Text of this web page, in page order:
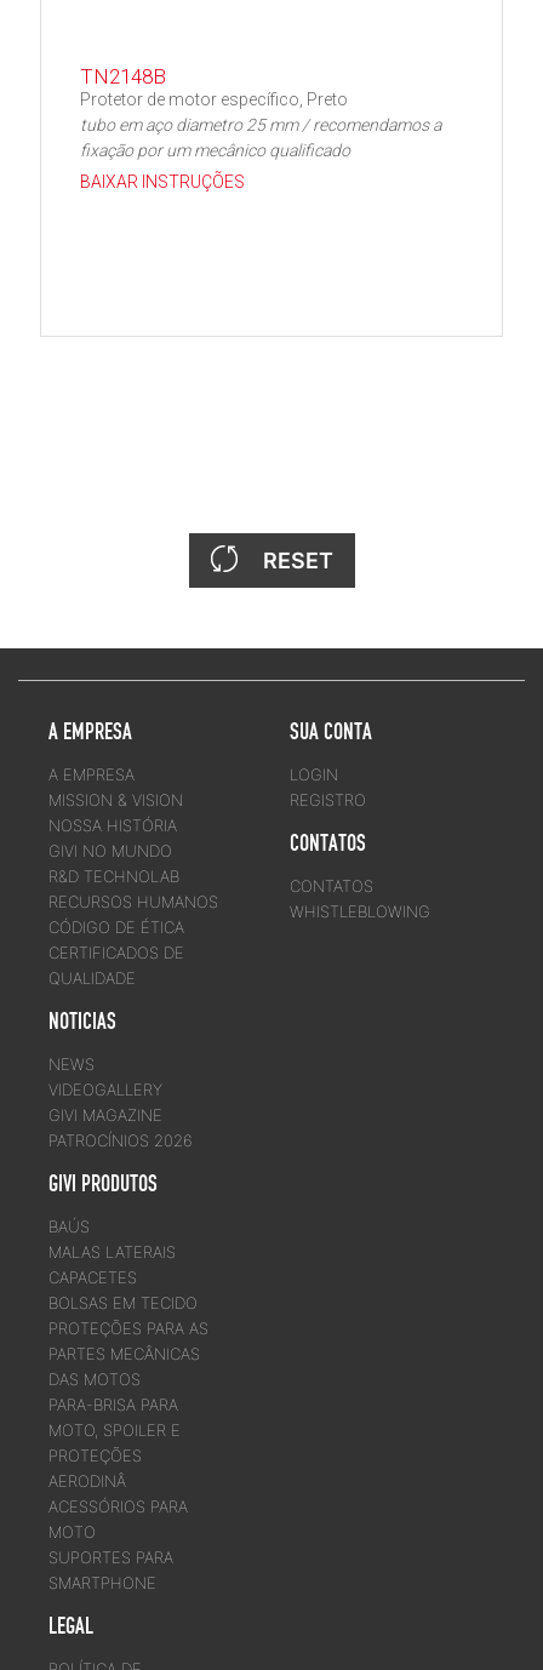
TN2148B
Protetor de motor específico, Preto
tubo em aço diametro 25 mm / recomendamos a
fixação por um mecânico qualificado
BAIXAR INSTRUÇÕES
RESET
A EMPRESA
A EMPRESA
MISSION & VISION
NOSSA HISTÓRIA
GIVI NO MUNDO
R&D TECHNOLAB
RECURSOS HUMANOS
CÓDIGO DE ÉTICA
CERTIFICADOS DE
QUALIDADE
NOTICIAS
NEWS
VIDEOGALLERY
GIVI MAGAZINE
PATROCÍNIOS 2026
GIVI PRODUTOS
BAÚS
MALAS LATERAIS
CAPACETES
BOLSAS EM TECIDO
PROTEÇÕES PARA AS
PARTES MECÂNICAS
DAS MOTOS
PARA-BRISA PARA
MOTO, SPOILER E
PROTEÇÕES
AERODINÂ
ACESSÓRIOS PARA
MOTO
SUPORTES PARA
SMARTPHONE
LEGAL
SUA CONTA
LOGIN
REGISTRO
CONTATOS
CONTATOS
WHISTLEBLOWING